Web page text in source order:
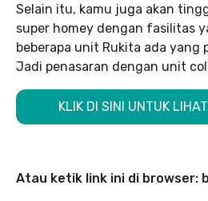
Selain itu, kamu juga akan
super homey dengan fasilitas
beberapa unit Rukita ada yang
Jadi penasaran dengan unit
KLIK DI SINI UNTUK
Atau ketik link ini di browser: